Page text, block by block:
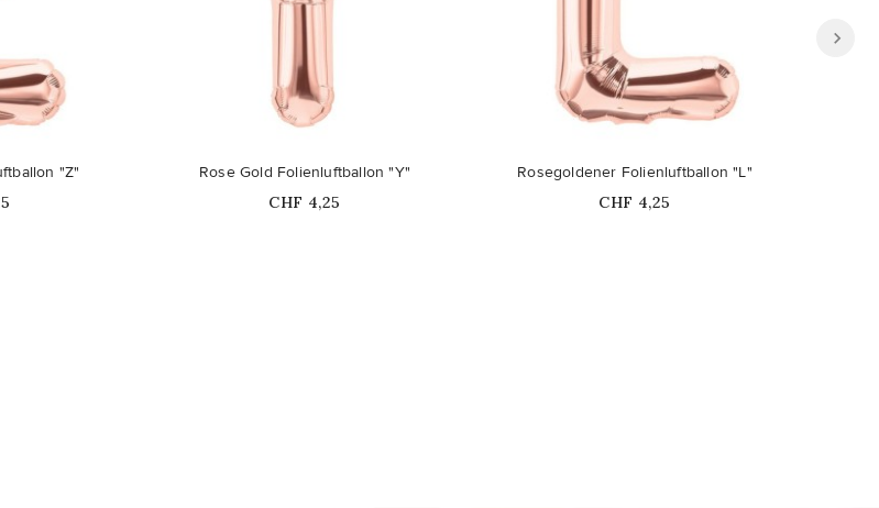
"Z"
Rose Gold Folienluftballon "Y"
Price
CHF 4,25
Rosegoldener Folienluftballon "L"
Price
CHF 4,25